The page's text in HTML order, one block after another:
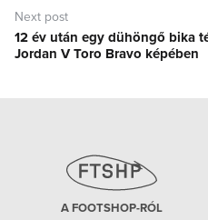
Next post
Next
post:
12 év után egy dühöngő bika
Jordan V Toro Bravo képében
A FOOTSHOP-RÓL